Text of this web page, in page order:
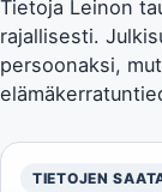
Tietoja Leinon
rajallisesti.
persoonaksi,
TIETOJEN